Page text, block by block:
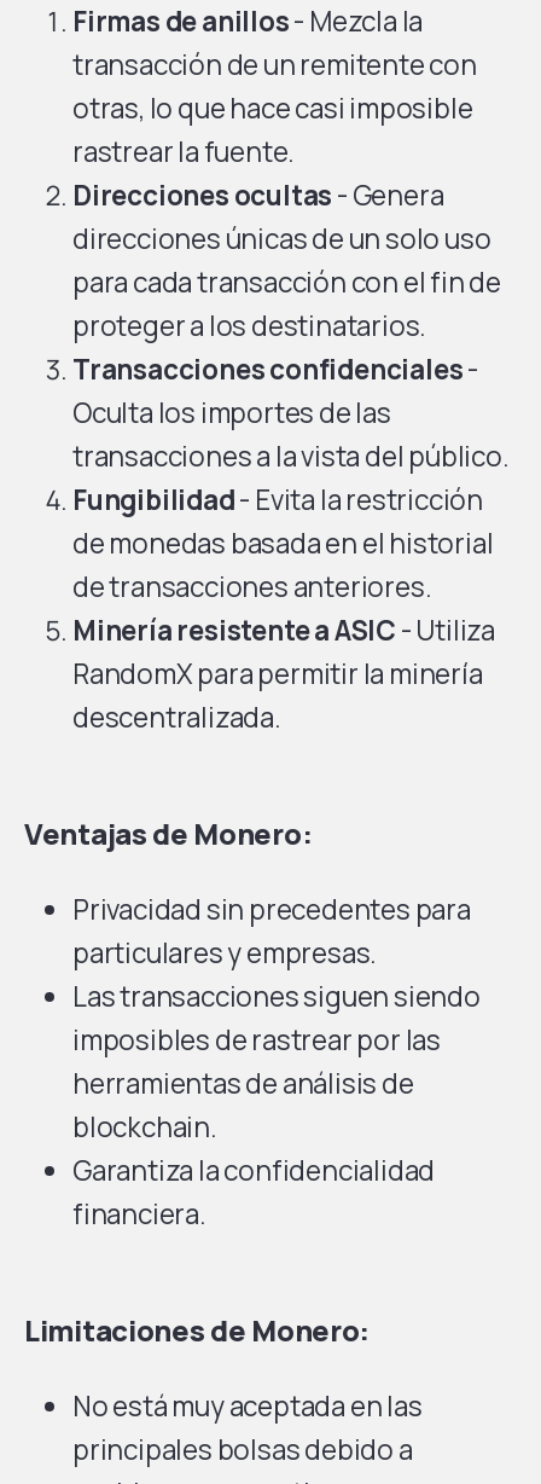
Firmas de anillos- Mezcla la
transacción de un remitente con
otras, lo que hace casi imposible
rastrear la fuente.
Direcciones ocultas- Genera
direcciones únicas de un solo uso
para cada transacción con el fin de
proteger a los destinatarios.
Transacciones confidenciales-
Oculta los importes de las
transacciones a la vista del público.
Fungibilidad- Evita la restricción
de monedas basada en el historial
de transacciones anteriores.
Minería resistente a ASIC- Utiliza
RandomX para permitir la minería
descentralizada.
Ventajas de Monero:
Privacidad sin precedentes para
particulares y empresas.
Las transacciones siguen siendo
imposibles de rastrear por las
herramientas de análisis de
blockchain.
Garantiza la confidencialidad
financiera.
Limitaciones de Monero:
No está muy aceptada en las
principales bolsas debido a